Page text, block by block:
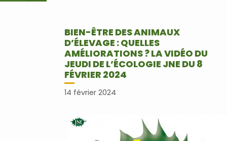
BIEN-ÊTRE DES ANIMAUX
D’ÉLEVAGE : QUELLES
AMÉLIORATIONS ? LA VIDÉO DU
JEUDI DE L’ÉCOLOGIE JNE DU 8
FÉVRIER 2024
14 février 2024